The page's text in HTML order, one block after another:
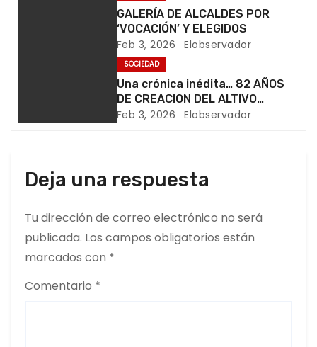
d
a
s
GALERÍA DE ALCALDES POR
‘VOCACIÓN’ Y ELEGIDOS
Feb 3, 2026 Elobservador
SOCIEDAD
Una crónica inédita… 82 AÑOS
DE CREACION DEL ALTIVO
DISTRITO DE SAN CRISTÓBAL
Feb 3, 2026 Elobservador
Deja una respuesta
Tu dirección de correo electrónico no será
publicada. Los campos obligatorios están
marcados con *
Comentario *